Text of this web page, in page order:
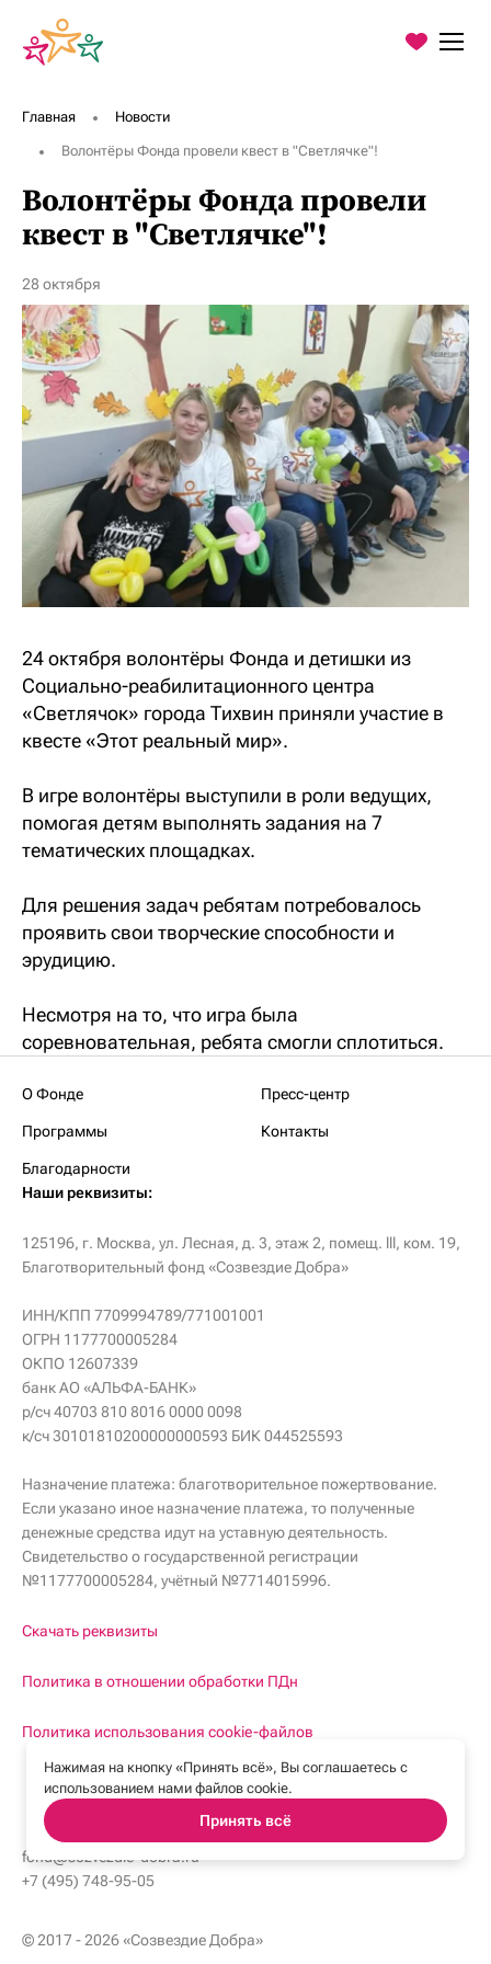
Программы
Пресс-центр
Хочу помочь
fond@sozvezdie-dobra.ru
+7 (495) 748-95-05
Главная Новости
Волонтёры Фонда провели квест в "Светлячке"!
Волонтёры Фонда провели
квест в "Светлячке"!
28 октября
24 октября волонтёры Фонда и детишки из
Социально-реабилитационного центра
«Светлячок» города Тихвин приняли участие в
квесте «Этот реальный мир». ⠀
В игре волонтёры выступили в роли ведущих,
помогая детям выполнять задания на 7
тематических площадках. ⠀
Для решения задач ребятам потребовалось
проявить свои творческие способности и
эрудицию. ⠀
Несмотря на то, что игра была
соревновательная, ребята смогли сплотиться.
О Фонде
Программы
Благодарности
Пресс-центр
Контакты
Наши реквизиты:
125196, г. Москва, ул. Лесная, д. 3, этаж 2, помещ. lll, ком. 19,
Благотворительный фонд «Созвездие Добра»
ИНН/КПП 7709994789/771001001
ОГРН 1177700005284
ОКПО 12607339
банк АО «АЛЬФА-БАНК»
р/сч 40703 810 8016 0000 0098
к/сч 30101810200000000593 БИК 044525593
Назначение платежа: благотворительное пожертвование.
Если указано иное назначение платежа, то полученные
денежные средства идут на уставную деятельность.
Свидетельство о государственной регистрации
№1177700005284, учётный №7714015996.
Скачать реквизиты
Политика в отношении обработки ПДн
Политика использования cookie-файлов
fond@sozvezdie-dobra.ru
+7 (495) 748-95-05
© 2017 - 2026 «Созвездие Добра»
Нажимая на кнопку «Принять всё», Вы соглашаетесь с
использованием нами файлов cookie.
Принять всё